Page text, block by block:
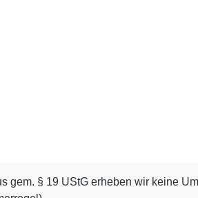
gem. § 19 UStG erheben wir keine